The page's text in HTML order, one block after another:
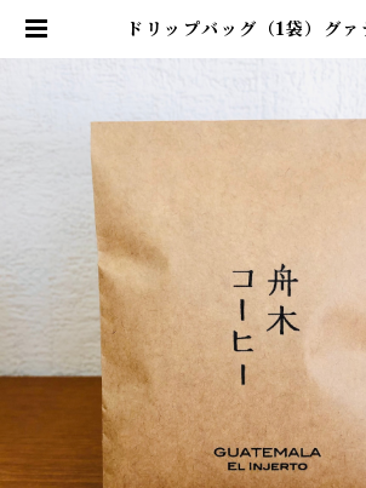
ドリップバッグ（1袋）グァ